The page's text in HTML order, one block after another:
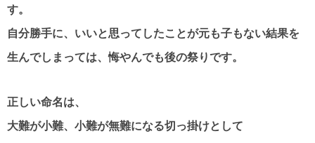
す。
自分勝手に、いいと思ってしたことが元も子もない結果を
生んでしまっては、悔やんでも後の祭りです。
正しい命名は、
大難が小難、小難が無難になる切っ掛けとして